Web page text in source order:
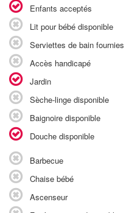
Enfants acceptés
Lit pour bébé disponible
Serviettes de bain fournies
Accès handicapé
Jardin
Sèche-linge disponible
Baignoire disponible
Douche disponible
Barbecue
Chaise bébé
Ascenseur